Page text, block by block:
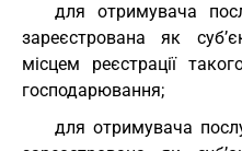
для отримувача
зареєстрована як
місцем реєстрації
господарювання;
для отримувача